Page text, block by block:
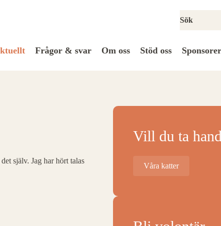
Frågor & svar Om oss Stöd oss Sponsorer
själv. Jag har hört talas
Vill du ta
Våra katter